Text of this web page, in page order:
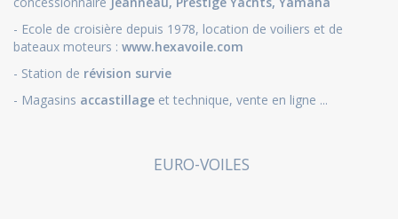
- Ecole de croisière depuis 1978, location de voiliers et de
bateaux moteurs : www.hexavoile.com
- Station de révision survie
- Magasins accastillage et technique, vente en ligne ...
EURO-VOILES